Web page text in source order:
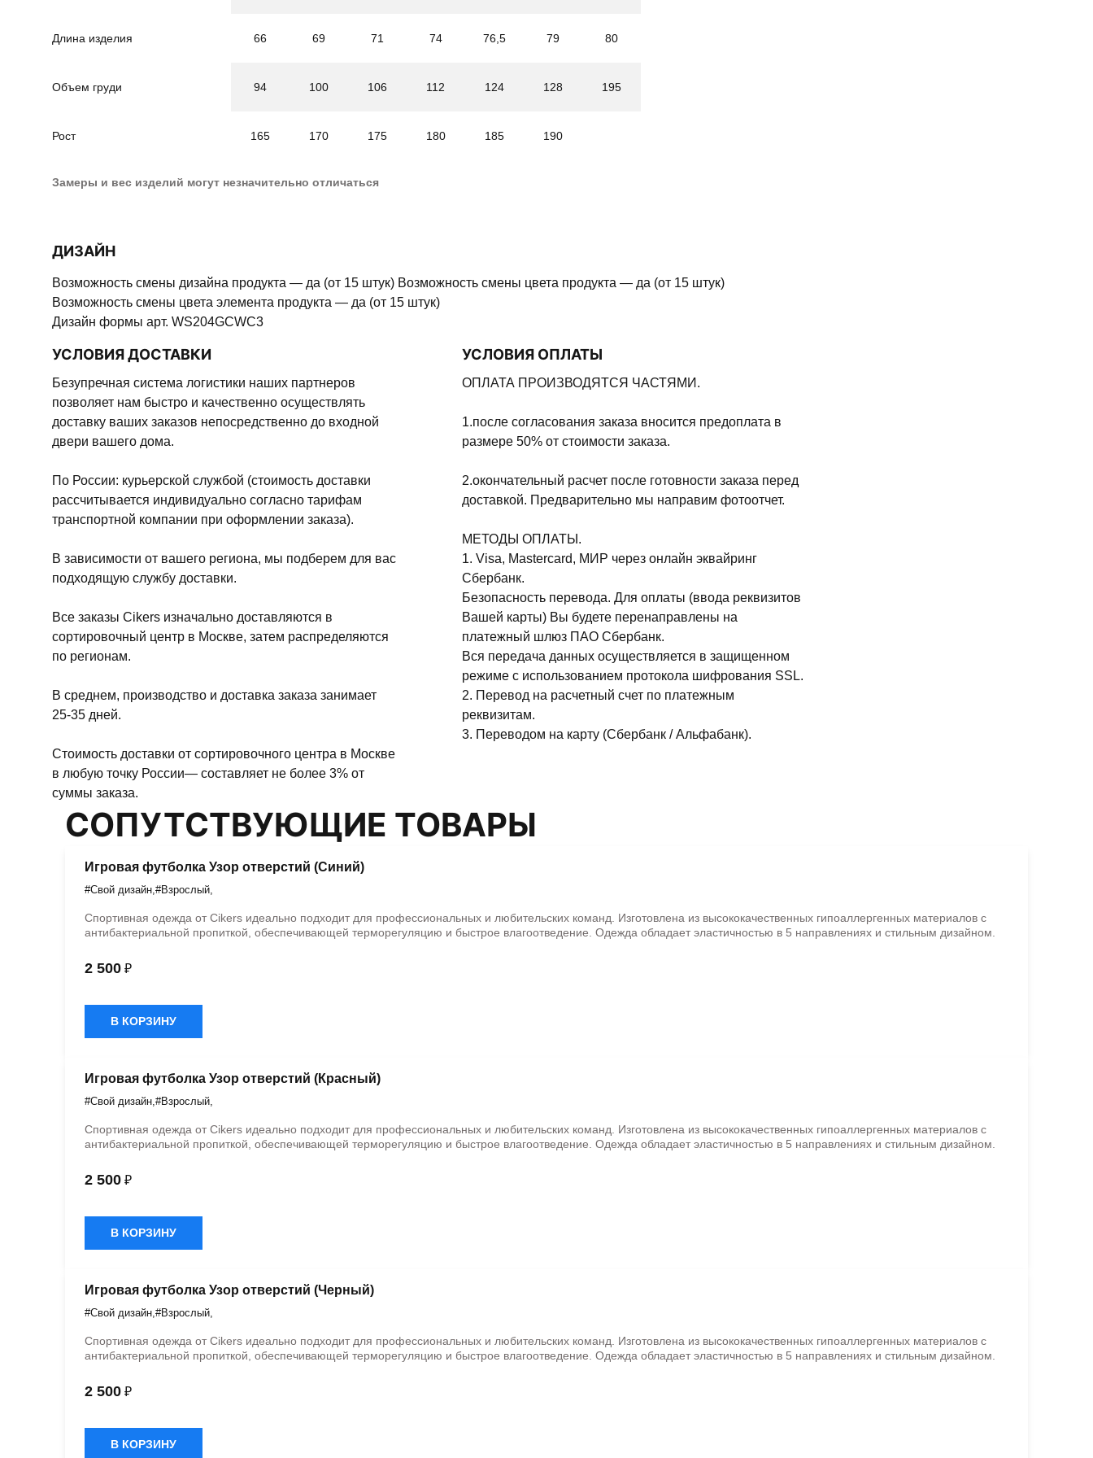
Длина изделия
Объем груди
Рост
66
94
165
69
100
170
71
106
175
74
112
180
76,5
124
185
79
128
190
80
195
Замеры и вес изделий могут незначительно отличаться
ДИЗАЙН
Возможность смены дизайна продукта — да (от 15 штук) Возможность смены цвета продукта — да (от 15 штук)
Возможность смены цвета элемента продукта — да (от 15 штук)
Дизайн формы арт. WS204GCWC3
УСЛОВИЯ ДОСТАВКИ
Безупречная система логистики наших партнеров
позволяет нам быстро и качественно осуществлять
доставку ваших заказов непосредственно до входной
двери вашего дома.
По России: курьерской службой (стоимость доставки
рассчитывается индивидуально согласно тарифам
транспортной компании при оформлении заказа).
В зависимости от вашего региона, мы подберем для вас
подходящую службу доставки.
Все заказы Cikers изначально доставляются в
сортировочный центр в Москве, затем распределяются
по регионам.
В среднем, производство и доставка заказа занимает
25-35 дней.
Стоимость доставки от сортировочного центра в Москве
в любую точку России— составляет не более 3% от
суммы заказа.
УСЛОВИЯ ОПЛАТЫ
ОПЛАТА ПРОИЗВОДЯТСЯ ЧАСТЯМИ.
1.после согласования заказа вносится предоплата в
размере 50% от стоимости заказа.
2.окончательный расчет после готовности заказа перед
доставкой. Предварительно мы направим фотоотчет.
МЕТОДЫ ОПЛАТЫ.
1. Visa, Mastercard, МИР через онлайн эквайринг
Сбербанк.
Безопасность перевода. Для оплаты (ввода реквизитов
Вашей карты) Вы будете перенаправлены на
платежный шлюз ПАО Сбербанк.
Вся передача данных осуществляется в защищенном
режиме с использованием протокола шифрования SSL.
2. Перевод на расчетный счет по платежным
реквизитам.
3. Переводом на карту (Сбербанк / Альфабанк).
СОПУТСТВУЮЩИЕ ТОВАРЫ
Игровая футболка Узор отверстий (Синий)
#Свой дизайн #Взрослый
Спортивная одежда от Cikers идеально подходит для профессиональных и любительских команд. Изготовлена из высококачественных гипоаллергенных материалов с
антибактериальной пропиткой, обеспечивающей терморегуляцию и быстрое влагоотведение. Одежда обладает эластичностью в 5 направлениях и стильным дизайном.
2 500 ₽
В КОРЗИНУ
Игровая футболка Узор отверстий (Красный)
#Свой дизайн #Взрослый
Спортивная одежда от Cikers идеально подходит для профессиональных и любительских команд. Изготовлена из высококачественных гипоаллергенных материалов с
антибактериальной пропиткой, обеспечивающей терморегуляцию и быстрое влагоотведение. Одежда обладает эластичностью в 5 направлениях и стильным дизайном.
2 500 ₽
В КОРЗИНУ
Игровая футболка Узор отверстий (Черный)
#Свой дизайн #Взрослый
Спортивная одежда от Cikers идеально подходит для профессиональных и любительских команд. Изготовлена из высококачественных гипоаллергенных материалов с
антибактериальной пропиткой, обеспечивающей терморегуляцию и быстрое влагоотведение. Одежда обладает эластичностью в 5 направлениях и стильным дизайном.
2 500 ₽
В КОРЗИНУ